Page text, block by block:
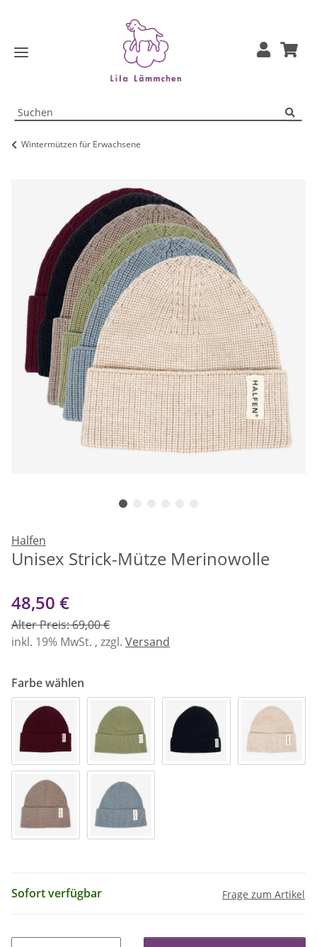
Wintermützen für Erwachsene
Halfen
Unisex Strick-Mütze Merinowolle
48,50 €
Alter Preis: 69,00 €
inkl. 19% MwSt. , zzgl. Versand
Farbe wählen
Sofort verfügbar Frage zum Artikel